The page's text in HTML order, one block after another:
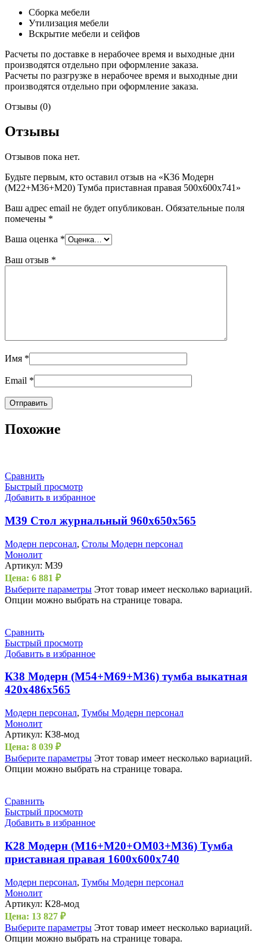
Сборка мебели
Утилизация мебели
Вскрытие мебели и сейфов
Расчеты по доставке в нерабочее время и выходные дни
производятся отдельно при оформление заказа.
Расчеты по разгрузке в нерабочее время и выходные дни
производятся отдельно при оформление заказа.
Отзывы (0)
Отзывы
Отзывов пока нет.
Будьте первым, кто оставил отзыв на «К36 Модерн
(М22+М36+М20) Тумба приставная правая 500х600х741»
Ваш адрес email не будет опубликован. Обязательные поля
помечены *
Ваша оценка *
Ваш отзыв *
Имя *
Email *
Похожие
Сравнить
Быстрый просмотр
Добавить в избранное
М39 Стол журнальный 960х650х565
Модерн персонал, Столы Модерн персонал
Монолит
Артикул: М39
Цена: 6 881 ₽
Выберите параметры Этот товар имеет несколько вариаций.
Опции можно выбрать на странице товара.
Сравнить
Быстрый просмотр
Добавить в избранное
К38 Модерн (М54+М69+М36) тумба выкатная
420х486х565
Модерн персонал, Тумбы Модерн персонал
Монолит
Артикул: К38-мод
Цена: 8 039 ₽
Выберите параметры Этот товар имеет несколько вариаций.
Опции можно выбрать на странице товара.
Сравнить
Быстрый просмотр
Добавить в избранное
К28 Модерн (М16+М20+ОМ03+М36) Тумба
приставная правая 1600х600х740
Модерн персонал, Тумбы Модерн персонал
Монолит
Артикул: К28-мод
Цена: 13 827 ₽
Выберите параметры Этот товар имеет несколько вариаций.
Опции можно выбрать на странице товара.